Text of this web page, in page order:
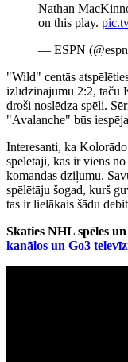
Nathan
on this play.
— ESPN
"Wild" centās
izlīdzinājumu 2:2, taču
droši noslēdza spēli.
"Avalanche" būs
Interesanti, ka
spēlētāji, kas ir viens
komandas dziļumu.
spēlētāju šogad, kurš
tas ir lielākais šādu
Skaties NHL spēles
kanālos un Go3